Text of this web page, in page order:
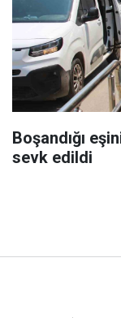
Boşandığı
sevk edildi